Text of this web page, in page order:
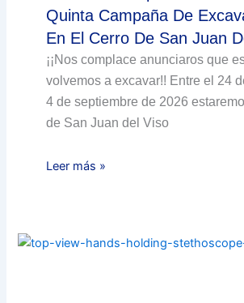
Quinta Campaña De
En El Cerro De San Juan
¡¡Nos complace anunciaros que
volvemos a excavar!! Entre el 24
4 de septiembre de 2026
de San Juan del Viso
Leer más »